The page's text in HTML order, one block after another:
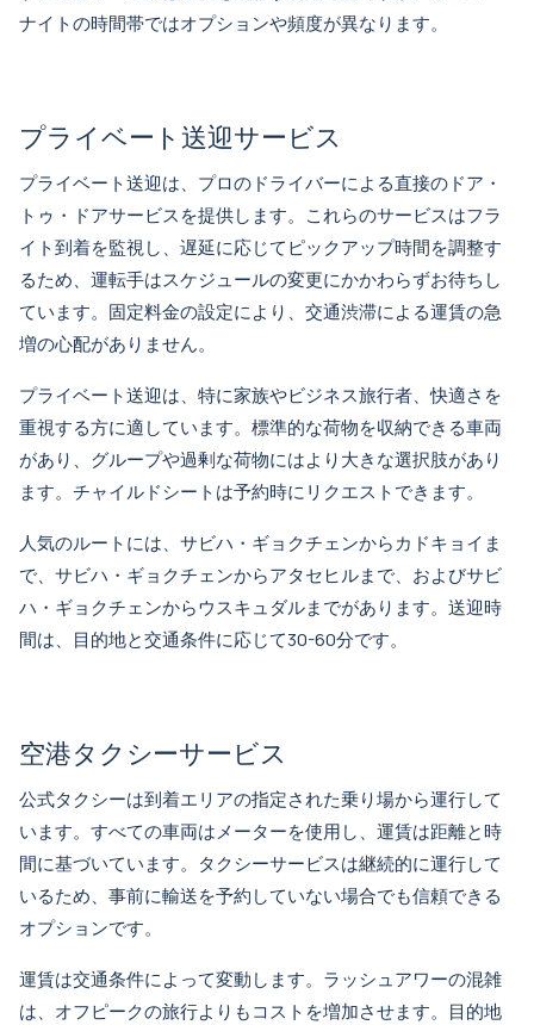
ナイトの時間帯ではオプションや頻度が異なります。
プライベート送迎サービス
プライベート送迎は、プロのドライバーによる直接のドア・
トゥ・ドアサービスを提供します。これらのサービスはフラ
イト到着を監視し、遅延に応じてピックアップ時間を調整す
るため、運転手はスケジュールの変更にかかわらずお待ちし
ています。固定料金の設定により、交通渋滞による運賃の急
増の心配がありません。
プライベート送迎は、特に家族やビジネス旅行者、快適さを
重視する方に適しています。標準的な荷物を収納できる車両
があり、グループや過剰な荷物にはより大きな選択肢があり
ます。チャイルドシートは予約時にリクエストできます。
人気のルートには、 サビハ・ギョクチェンからカドキョイま
で、 サビハ・ギョクチェンからアタセヒルまで、およびサビ
ハ・ギョクチェンからウスキュダルまでがあります。送迎時
間は、目的地と交通条件に応じて30-60分です。
空港タクシーサービス
公式タクシーは到着エリアの指定された乗り場から運行して
います。すべての車両はメーターを使用し、運賃は距離と時
間に基づいています。タクシーサービスは継続的に運行して
いるため、事前に輸送を予約していない場合でも信頼できる
オプションです。
運賃は交通条件によって変動します。ラッシュアワーの混雑
は、オフピークの旅行よりもコストを増加させます。目的地